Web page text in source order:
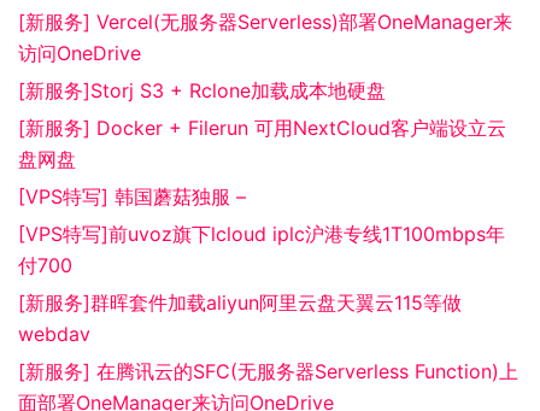
[新服务] Vercel(无服务器Serverless)部署OneManager来
访问OneDrive
[新服务]Storj S3 + Rclone加载成本地硬盘
[新服务] Docker + Filerun 可用NextCloud客户端设立云
盘网盘
[VPS特写] 韩国蘑菇独服 –
[VPS特写]前uvoz旗下lcloud iplc沪港专线1T100mbps年
付700
[新服务]群晖套件加载aliyun阿里云盘天翼云115等做
webdav
[新服务] 在腾讯云的SFC(无服务器Serverless Function)上
面部署OneManager来访问OneDrive